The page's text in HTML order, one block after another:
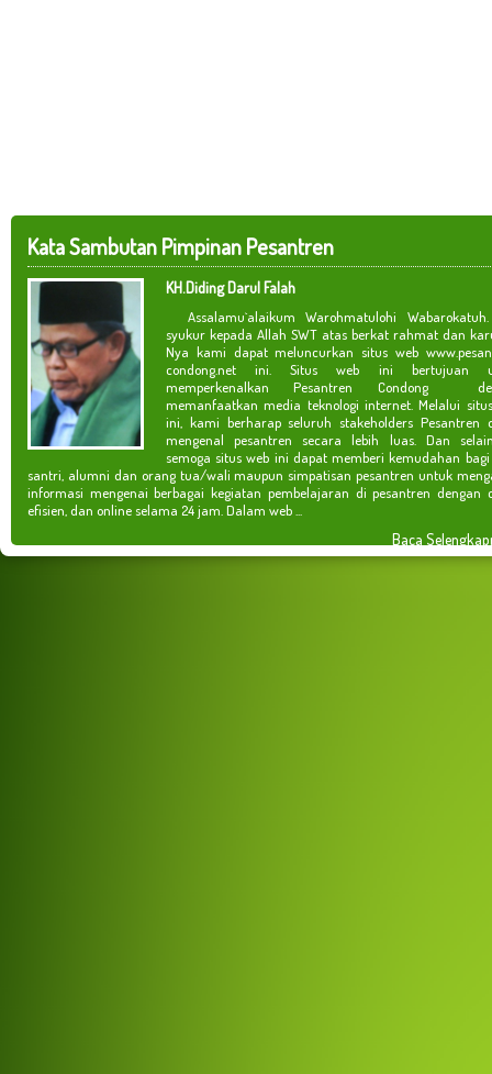
Kata Sambutan Pimpinan Pesantren
KH.Diding Darul Falah
Assalamu`alaikum Warohmatulohi
syukur kepada Allah SWT atas berkat rahmat dan
Nya kami dapat meluncurkan situs web
condong.net ini. Situs web ini bertujuan
memperkenalkan Pesantren Condong
memanfaatkan media teknologi internet. Melalui
ini, kami berharap seluruh stakeholders Pesantren
mengenal pesantren secara lebih luas. Dan
semoga situs web ini dapat memberi kemudahan
santri, alumni dan orang tua/wali maupun simpatisan pesantren untuk
informasi mengenai berbagai kegiatan pembelajaran di pesantren dengan
efisien, dan online selama 24 jam. Dalam web ...
Baca